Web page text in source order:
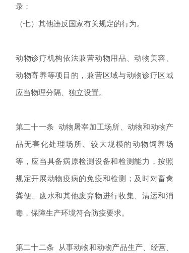
录；
（七）其他违反国家有关规定的行为。
动物诊疗机构依法兼营动物用品、动物美容、
动物寄养等项目的，兼营区域与动物诊疗区域
应当物理分隔、独立设置。
第二十一条 动物屠宰加工场所、动物和动物产
品无害化处理场所、较大规模的动物饲养场
等，应当具备病原检测设备和检测能力，按照
规定开展动物疫病的免疫和检测；及时对畜禽
粪便、废水和其他废弃物进行收集、清运和消
毒，保障生产环境符合防疫要求。
第二十二条 从事动物和动物产品生产、经营、